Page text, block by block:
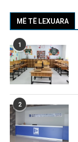
MË TË LEXUARA
1
2